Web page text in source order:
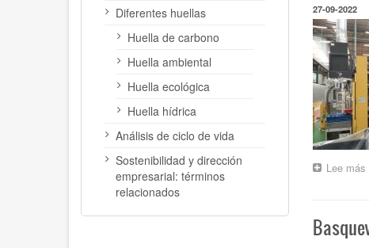
Diferentes huellas
Huella de carbono
Huella ambiental
Huella ecológica
Huella hídrica
Análisis de ciclo de vida
Sostenibilidad y dirección
empresarial: términos
relacionados
27-09-2022
Lee más